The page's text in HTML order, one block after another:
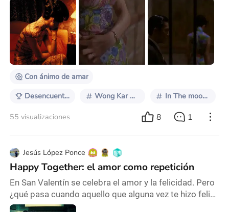
elemento terrible del nánkān. Inermes y
desamparados como la luna. Ella avanza, dando una
última oportunidad de acercamiento, sea en el eterno
deambular por las calles de Honk Kong; han bebido
su llanto, su deseo da media vuelta. Y ella gira sobre
Con ánimo de amar
Desencuentros Amorosos Wong Kar Wai In The mood for Love
55 visualizaciones 8 1
Jesús López Ponce
Happy Together: el amor como repetición
En San Valentín se celebra el amor y la felicidad. Pero
¿qué pasa cuando aquello que alguna vez te hizo feliz
ahora te hace miserable? Hoy vamos a hablar de